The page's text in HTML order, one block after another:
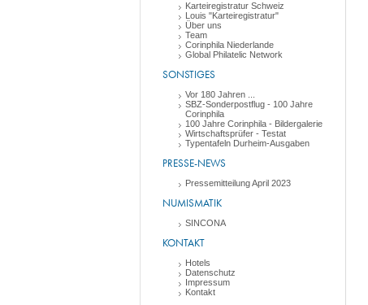
Karteiregistratur Schweiz
Louis "Karteiregistratur"
Über uns
Team
Corinphila Niederlande
Global Philatelic Network
SONSTIGES
Vor 180 Jahren ...
SBZ-Sonderpostflug - 100 Jahre
Corinphila
100 Jahre Corinphila - Bildergalerie
Wirtschaftsprüfer - Testat
Typentafeln Durheim-Ausgaben
PRESSE-NEWS
Pressemitteilung April 2023
NUMISMATIK
SINCONA
KONTAKT
Hotels
Datenschutz
Impressum
Kontakt